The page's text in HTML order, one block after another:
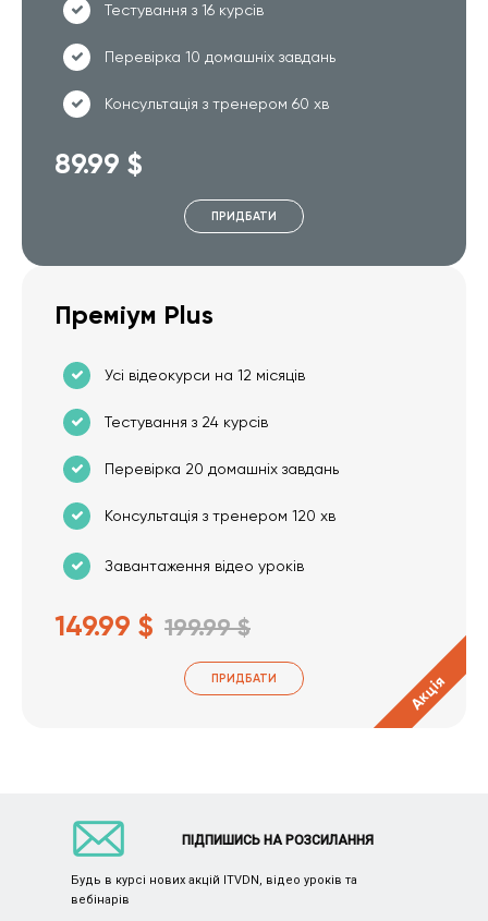
Тестування з 16 курсів
Перевірка 10 домашніх завдань
Консультація з тренером 60 хв
89.99 $
ПРИДБАТИ
Преміум Plus
Усі відеокурси на 12 місяців
Тестування з 24 курсів
Перевірка 20 домашніх завдань
Консультація з тренером 120 хв
Завантаження відео уроків
149.99 $ 199.99 $
ПРИДБАТИ Акція
ПІДПИШИСЬ НА РОЗСИЛАННЯ
Будь в курсі нових акцій ITVDN, відео уроків та
вебінарів